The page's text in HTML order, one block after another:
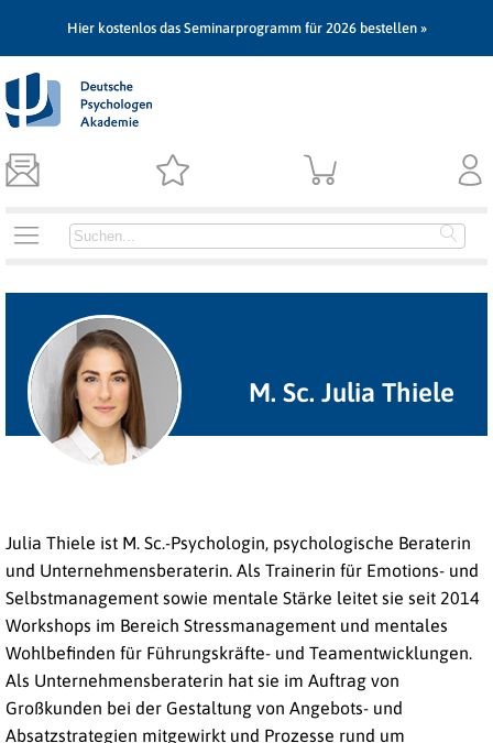
Hier kostenlos das Seminarprogramm für 2026 bestellen »
M. Sc. Julia Thiele
Julia Thiele ist M. Sc.-Psychologin, psychologische Beraterin
und Unternehmensberaterin. Als Trainerin für Emotions- und
Selbstmanagement sowie mentale Stärke leitet sie seit 2014
Workshops im Bereich Stressmanagement und mentales
Wohlbefinden für Führungskräfte- und Teamentwicklungen.
Als Unternehmensberaterin hat sie im Auftrag von
Großkunden bei der Gestaltung von Angebots- und
Absatzstrategien mitgewirkt und Prozesse rund um